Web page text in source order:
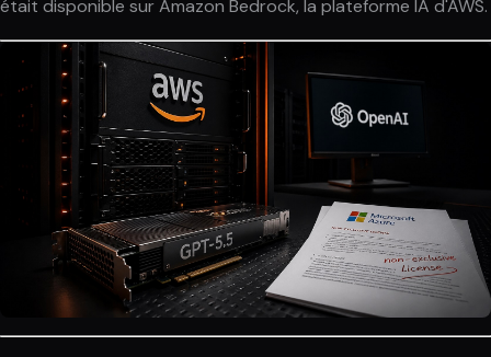
était disponible sur Amazon Bedrock, la plateforme IA d'AWS.